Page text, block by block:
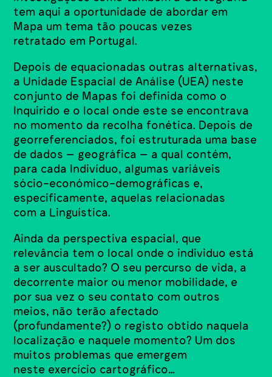
tem aqui a oportunidade de abordar em
Mapa um tema tão poucas vezes
retratado em Portugal.
Depois de equacionadas outras alternativas,
a Unidade Espacial de Análise (UEA) neste
conjunto de Mapas foi definida como o
Inquirido e o local onde este se encontrava
no momento da recolha fonética. Depois de
georreferenciados, foi estruturada uma base
de dados – geográfica – a qual contém,
para cada Indivíduo, algumas variáveis
sócio-económico-demográficas e,
especificamente, aquelas relacionadas
com a Linguística.
Ainda da perspectiva espacial, que
relevância tem o local onde o individuo está
a ser auscultado? O seu percurso de vida, a
decorrente maior ou menor mobilidade, e
por sua vez o seu contato com outros
meios, não terão afectado
(profundamente?) o registo obtido naquela
localização e naquele momento? Um dos
muitos problemas que emergem
neste exercício cartográfico…